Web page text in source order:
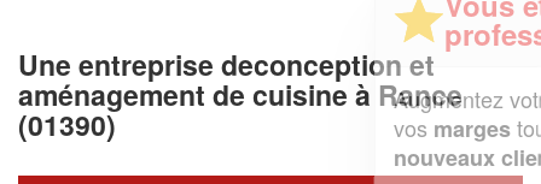
Une entreprise deconception et
aménagement de cuisine à Rance
(01390)
professionnel ?
Augmentez votrechiffre d'affaireset
tout en gagnant de